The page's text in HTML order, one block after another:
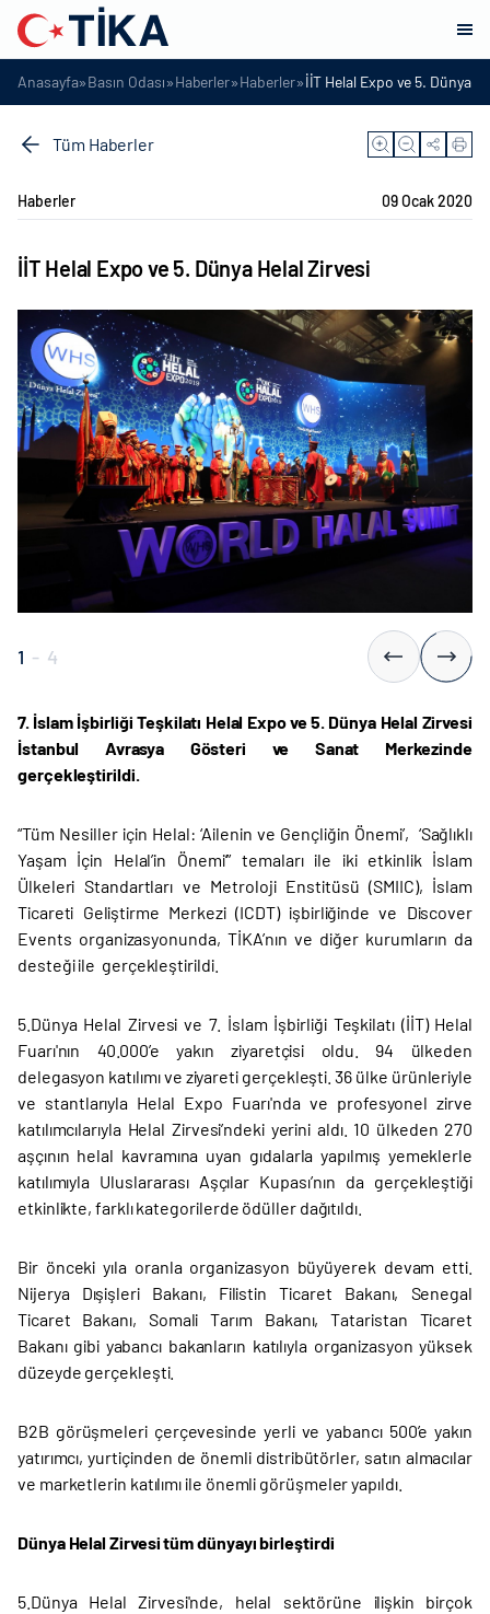
Anasayfa»Basın Odası»Haberler»Haberler»İİT Helal Expo ve 5. Dünya
Tüm Haberler
Haberler 09 Ocak 2020
İİT Helal Expo ve 5. Dünya Helal Zirvesi
1 - 4
7. İslam İşbirliği Teşkilatı Helal Expo ve 5. Dünya Helal Zirvesi
İstanbul Avrasya Gösteri ve Sanat Merkezinde
gerçekleştirildi.
“Tüm Nesiller için Helal: ‘Ailenin ve Gençliğin Önemi’, ‘Sağlıklı
Yaşam İçin Helal’in Önemi’” temaları ile iki etkinlik İslam
Ülkeleri Standartları ve Metroloji Enstitüsü (SMIIC), İslam
Ticareti Geliştirme Merkezi (ICDT) işbirliğinde ve Discover
Events organizasyonunda, TİKA’nın ve diğer kurumların da
desteği ile gerçekleştirildi.
5.Dünya Helal Zirvesi ve 7. İslam İşbirliği Teşkilatı (İİT) Helal
Fuarı'nın 40.000’e yakın ziyaretçisi oldu. 94 ülkeden
delegasyon katılımı ve ziyareti gerçekleşti. 36 ülke ürünleriyle
ve stantlarıyla Helal Expo Fuarı'nda ve profesyonel zirve
katılımcılarıyla Helal Zirvesi’ndeki yerini aldı. 10 ülkeden 270
aşçının helal kavramına uyan gıdalarla yapılmış yemeklerle
katılımıyla Uluslararası Aşçılar Kupası’nın da gerçekleştiği
etkinlikte, farklı kategorilerde ödüller dağıtıldı.
Bir önceki yıla oranla organizasyon büyüyerek devam etti.
Nijerya Dışişleri Bakanı, Filistin Ticaret Bakanı, Senegal
Ticaret Bakanı, Somali Tarım Bakanı, Tataristan Ticaret
Bakanı gibi yabancı bakanların katılıyla organizasyon yüksek
düzeyde gerçekleşti.
B2B görüşmeleri çerçevesinde yerli ve yabancı 500’e yakın
yatırımcı, yurtiçinden de önemli distribütörler, satın almacılar
ve marketlerin katılımı ile önemli görüşmeler yapıldı.
Dünya Helal Zirvesi tüm dünyayı birleştirdi
5.Dünya Helal Zirvesi'nde, helal sektörüne ilişkin birçok